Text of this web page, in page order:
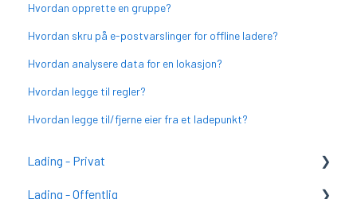
Hvordan opprette en gruppe?
Hvordan skru på e-postvarslinger for offline ladere?
Hvordan analysere data for en lokasjon?
Hvordan legge til regler?
Hvordan legge til/fjerne eier fra et ladepunkt?
Lading - Privat
Kom i gang med CURRENT Charge (tidligere
Lading - Offentlig